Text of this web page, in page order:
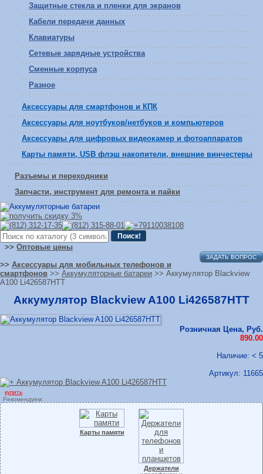
Защитные стекла и пленки для экранов
Кабели передачи данных
Клавиатуры
Сетевые зарядные устройства
Сменные корпуса
Разное
Аксессуары для смартфонов и КПК
Аксессуары для ноутбуков/нетбуков и компьютеров
Аксессуары для цифровых видеокамер и фотоаппаратов
Карты памяти, USB флэш накопители, внешние винчестеры
Разъемы и переходники
Запчасти, инструмент для ремонта и пайки
>> Оптовые цены
ЗАДАТЬ ВОПРОС
>> Аксессуары для мобильных телефонов и
смартфонов >> Аккумуляторные батареи >> Аккумулятор Blackview
A100 Li426587HTT
Аккумулятор Blackview A100 Li426587HTT
Розничная Цена, Руб.
890.00
Наличие: < 5
Артикул: 11665
купить
Рекомендуем:
Карты памяти
Держатели